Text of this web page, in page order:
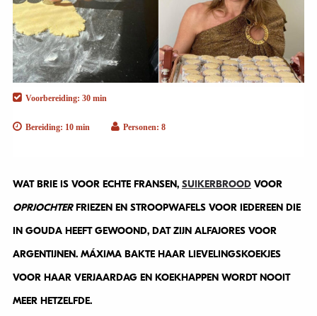
Voorbereiding: 30 min
Bereiding: 10 min Personen: 8
WAT BRIE IS VOOR ECHTE FRANSEN, SUIKERBROODVOOR
OPRJOCHTERFRIEZEN EN STROOPWAFELS VOOR IEDEREEN DIE
IN GOUDA HEEFT GEWOOND, DAT ZIJN ALFAJORES VOOR
ARGENTIJNEN. MÁXIMA BAKTE HAAR LIEVELINGSKOEKJES
VOOR HAAR VERJAARDAG EN KOEKHAPPEN WORDT NOOIT
MEER HETZELFDE.